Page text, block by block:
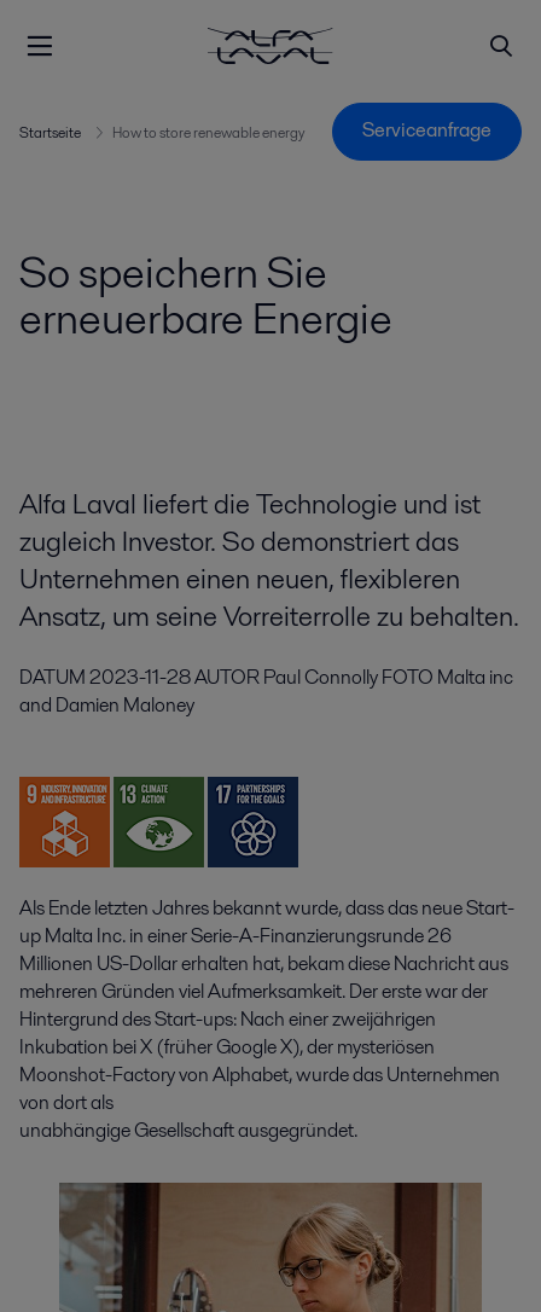
Startseite How to store renewable energy Serviceanfrage
So speichern Sie
erneuerbare Energie
Alfa Laval liefert die Technologie und ist
zugleich Investor. So demonstriert das
Unternehmen einen neuen, flexibleren
Ansatz, um seine Vorreiterrolle zu behalten.
DATUM2023-11-28AUTORPaul ConnollyFOTO Malta inc
and Damien Maloney
Als Ende letzten Jahres bekannt wurde, dass das neue Start-
up Malta Inc. in einer Serie-A-Finanzierungsrunde 26
Millionen US-Dollar erhalten hat, bekam diese Nachricht aus
mehreren Gründen viel Aufmerksamkeit. Der erste war der
Hintergrund des Start-ups: Nach einer zweijährigen
Inkubation bei X (früher Google X), der mysteriösen
Moonshot-Factory von Alphabet, wurde das Unternehmen
von dort als
unabhängige Gesellschaft ausgegründet.